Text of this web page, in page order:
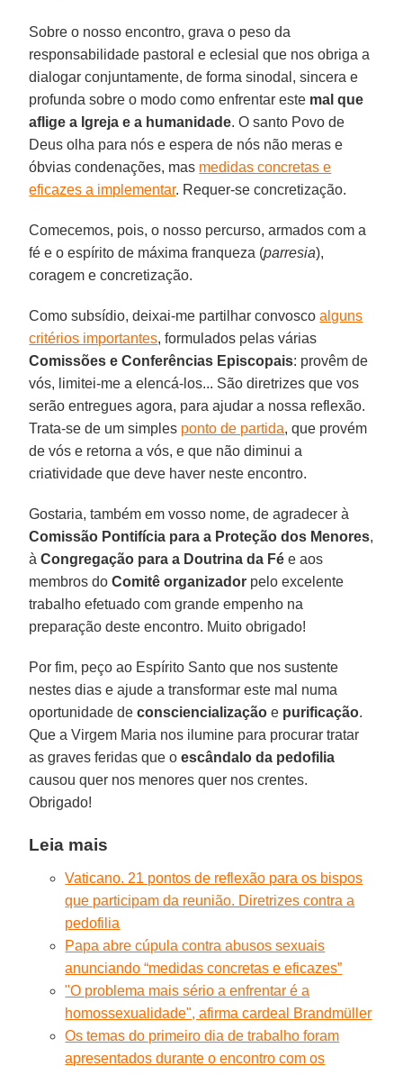
Sobre o nosso encontro, grava o peso da
responsabilidade pastoral e eclesial que nos obriga a
dialogar conjuntamente, de forma sinodal, sincera e
profunda sobre o modo como enfrentar este mal que
aflige a Igreja e a humanidade. O santo Povo de
Deus olha para nós e espera de nós não meras e
óbvias condenações, mas medidas concretas e
eficazes a implementar. Requer-se concretização.
Comecemos, pois, o nosso percurso, armados com a
fé e o espírito de máxima franqueza (parresia),
coragem e concretização.
Como subsídio, deixai-me partilhar convoscoalguns
critérios importantes, formulados pelas várias
Comissões e Conferências Episcopais: provêm de
vós, limitei-me a elencá-los... São diretrizes que vos
serão entregues agora, para ajudar a nossa reflexão.
Trata-se de um simples ponto de partida, que provém
de vós e retorna a vós, e que não diminui a
criatividade que deve haver neste encontro.
Gostaria, também em vosso nome, de agradecer à
Comissão Pontifícia para a Proteção dos Menores,
àCongregação para a Doutrina da Fé e aos
membros doComitê organizador pelo excelente
trabalho efetuado com grande empenho na
preparação deste encontro. Muito obrigado!
Por fim, peço ao Espírito Santo que nos sustente
nestes dias e ajude a transformar este mal numa
oportunidade deconsciencialização e purificação.
Que a Virgem Maria nos ilumine para procurar tratar
as graves feridas que oescândalo da pedofilia
causou quer nos menores quer nos crentes.
Obrigado!
Leia mais
Vaticano. 21 pontos de reflexão para os bispos
que participam da reunião. Diretrizes contra a
pedofilia
Papa abre cúpula contra abusos sexuais
anunciando “medidas concretas e eficazes”
"O problema mais sério a enfrentar é a
homossexualidade", afirma cardeal Brandmüller
Os temas do primeiro dia de trabalho foram
apresentados durante o encontro com os